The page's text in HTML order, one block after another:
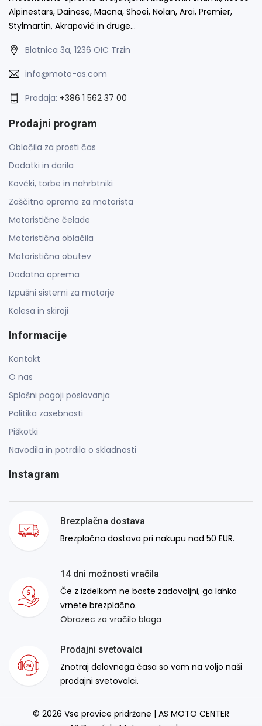
Alpinestars, Dainese, Macna, Shoei, Nolan, Arai, Premier,
Stylmartin, Akrapovič in druge…
Blatnica 3a, 1236 OIC Trzin
info@moto-as.com
Prodaja: +386 1 562 37 00
Prodajni program
Oblačila za prosti čas
Dodatki in darila
Kovčki, torbe in nahrbtniki
Zaščitna oprema za motorista
Motoristične čelade
Motoristična oblačila
Motoristična obutev
Dodatna oprema
Izpušni sistemi za motorje
Kolesa in skiroji
Informacije
Kontakt
O nas
Splošni pogoji poslovanja
Politika zasebnosti
Piškotki
Navodila in potrdila o skladnosti
Instagram
Brezplačna dostava
Brezplačna dostava pri nakupu nad 50 EUR.
14 dni možnosti vračila
Če z izdelkom ne boste zadovoljni, ga lahko
vrnete brezplačno.
Obrazec za vračilo blaga
Prodajni svetovalci
Znotraj delovnega časa so vam na voljo naši
prodajni svetovalci.
© 2026 Vse pravice pridržane | AS MOTO CENTER